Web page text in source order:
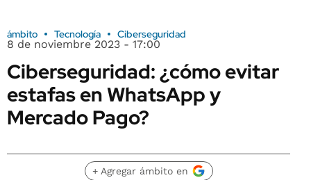
ámbito Tecnología Ciberseguridad
8 de noviembre 2023 - 17:00
Ciberseguridad: ¿cómo evitar
estafas en WhatsApp y
Mercado Pago?
+ Agregar ámbito en